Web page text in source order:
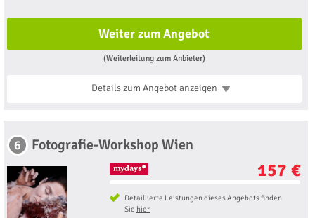
Weiter zum Angebot
(Weiterleitung zum Anbieter)
Details zum Angebotanzeigen
6 Fotografie-Workshop Wien
157 €
Detaillierte Leistungen dieses Angebots finden
Sie hier